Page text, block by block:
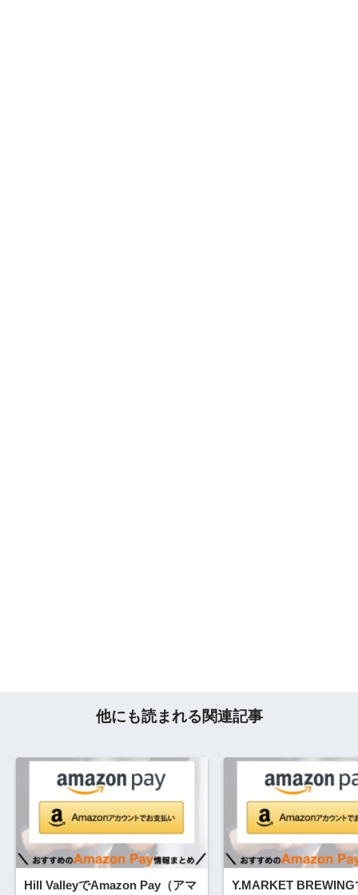
他にも読まれる関連記事
Hill ValleyでAmazon Pay（アマ
Y.MARKET BREWING